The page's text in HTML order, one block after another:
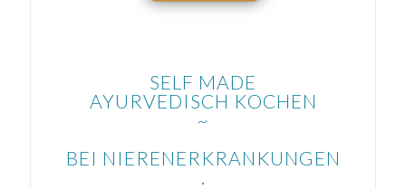
SELF MADE
AYURVEDISCH KOCHEN
~
BEI NIERENERKRANKUNGEN
.